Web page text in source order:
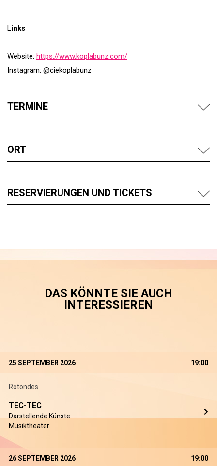
Links
Website: https://​www​.koplabunz​.com/
Instagram: @ciekoplabunz
TERMINE
ORT
RESERVIERUNGEN UND TICKETS
DAS KÖNNTE SIE AUCH
INTERESSIEREN
25 SEPTEMBER 2026 19:00
Rotondes
TEC-TEC
Darstellende Künste
Musiktheater
26 SEPTEMBER 2026 19:00